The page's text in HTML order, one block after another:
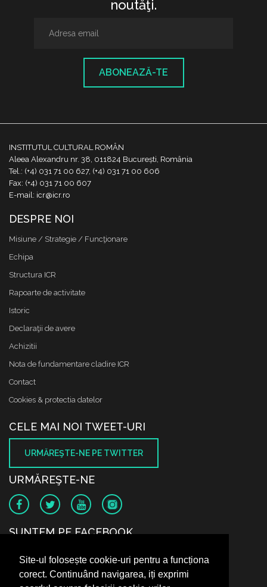
Site-ul folosește cookie-uri pentru a funcționa
corect. Continuând navigarea, iți exprimi
noutăţi.
ABONEAZĂ-TE
INSTITUTUL CULTURAL ROMÂN
Aleea Alexandru nr. 38, 011824 București, România
Tel.: (+4) 031 71 00 627, (+4) 031 71 00 606
Fax: (+4) 031 71 00 607
E-mail: icr@icr.ro
DESPRE NOI
Misiune / Strategie / Funcţionare
Echipa
Structura ICR
Rapoarte de activitate
Istoric
Declaraţii de avere
Achizitii
Nota de fundamentare cladire ICR
Contact
Cookies & protectia datelor
CELE MAI NOI TWEET-URI
URMĂREŞTE-NE PE TWITTER
URMĂREŞTE-NE
SUNTEM PE FACEBOOK